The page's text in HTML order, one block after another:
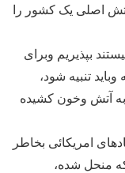
اصلی یک کشور را
بپذیریم وبرای
تنبیه شود،
به آتش وخون کشیده
امریکائی بخاطر
که منحل شده،